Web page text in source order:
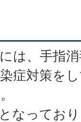
は、手指
症対策を
なってお